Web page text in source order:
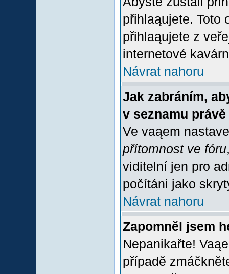
přihlaąujete. Toto
přihlaąujete z
internetové
Návrat nahoru
Jak zabráním,
v seznamu
Ve vaąem
přítomnost ve fóru
viditelní jen pro
počítáni jako
Návrat nahoru
Zapomněl jsem
Nepanikařte!
případě